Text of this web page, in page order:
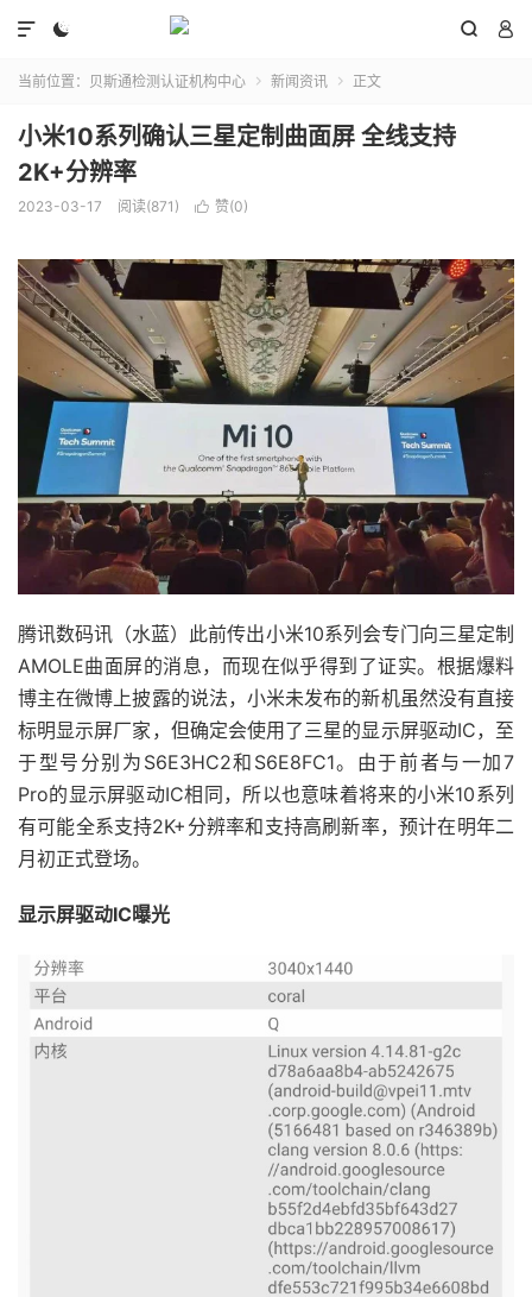
  

当前位置： 贝斯通检测认证机构中心  新闻资讯  正文
小米10系列确认三星定制曲面屏 全线支持
2K+分辨率
2023-03-17 阅读(871)  赞(0)
腾讯数码讯（水蓝）此前传出小米10系列会专门向三星定制
AMOLE曲面屏的消息，而现在似乎得到了证实。根据爆料
博主在微博上披露的说法，小米未发布的新机虽然没有直接
标明显示屏厂家，但确定会使用了三星的显示屏驱动IC，至
于型号分别为S6E3HC2和S6E8FC1。由于前者与一加7
Pro的显示屏驱动IC相同，所以也意味着将来的小米10系列
有可能全系支持2K+分辨率和支持高刷新率，预计在明年二
月初正式登场。
显示屏驱动IC曝光